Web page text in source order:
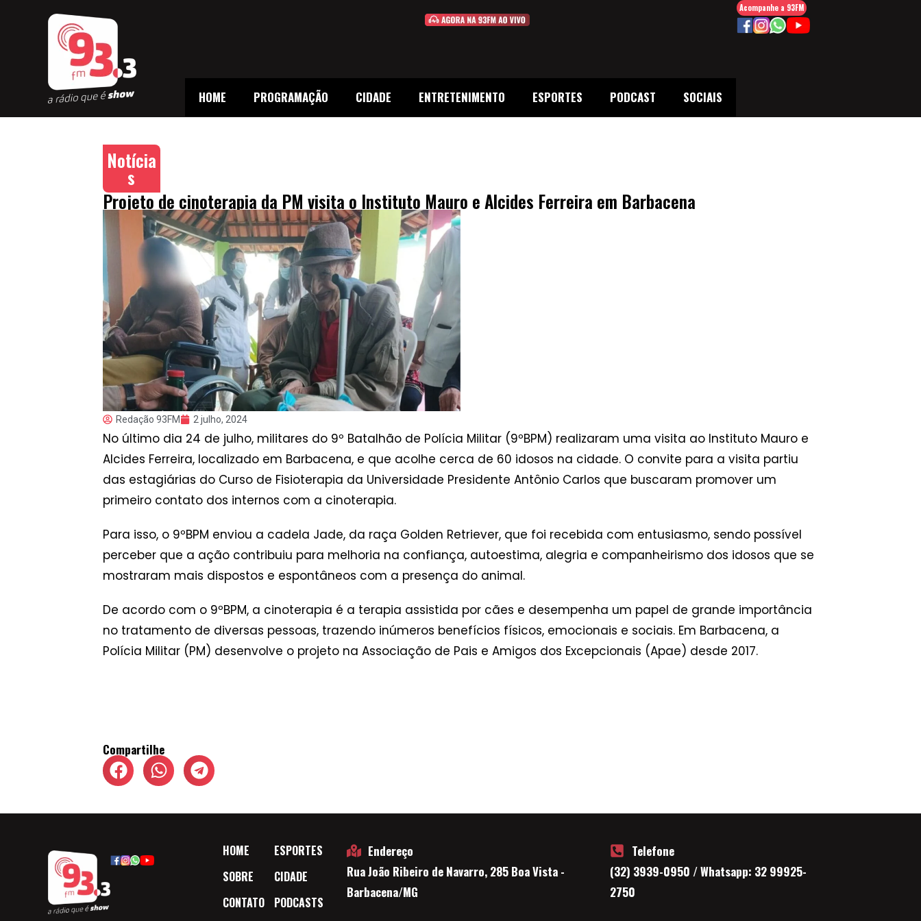
HOME PROGRAMAÇÃO CIDADE ENTRETENIMENTO ESPORTES PODCAST SOCIAIS
Acompanhe a 93FM
Notícia
s
Projeto de cinoterapia da PM visita o Instituto Mauro e Alcides Ferreira em Barbacena
Redação 93FM 2 julho, 2024
No último dia 24 de julho, militares do 9º Batalhão de Polícia Militar (9ºBPM) realizaram uma visita ao Instituto Mauro e
Alcides Ferreira, localizado em Barbacena, e que acolhe cerca de 60 idosos na cidade. O convite para a visita partiu
das estagiárias do Curso de Fisioterapia da Universidade Presidente Antônio Carlos que buscaram promover um
primeiro contato dos internos com a cinoterapia.
Para isso, o 9ºBPM enviou a cadela Jade, da raça Golden Retriever, que foi recebida com entusiasmo, sendo possível
perceber que a ação contribuiu para melhoria na confiança, autoestima, alegria e companheirismo dos idosos que se
mostraram mais dispostos e espontâneos com a presença do animal.
De acordo com o 9ºBPM, a cinoterapia é a terapia assistida por cães e desempenha um papel de grande importância
no tratamento de diversas pessoas, trazendo inúmeros benefícios físicos, emocionais e sociais. Em Barbacena, a
Polícia Militar (PM) desenvolve o projeto na Associação de Pais e Amigos dos Excepcionais (Apae) desde 2017.
Compartilhe
HOME
SOBRE
CONTATO
ESPORTES
CIDADE
PODCASTS
Endereço
Rua João Ribeiro de Navarro, 285 Boa Vista -
Barbacena/MG
Telefone
(32) 3939-0950 / Whatsapp: 32 99925-
2750